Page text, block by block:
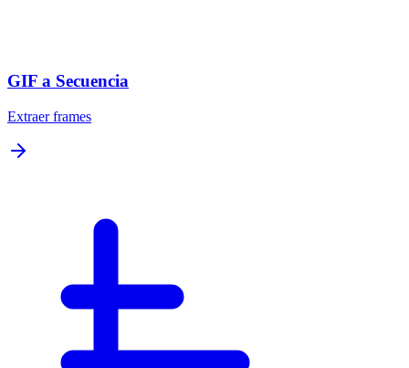
GIF a Secuencia
Extraer frames